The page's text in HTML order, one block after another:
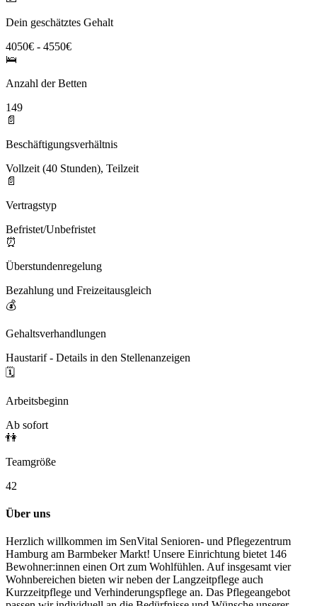
Dein geschätztes Gehalt
4050€ - 4550€
🛌
Anzahl der Betten
149
📄
Beschäftigungsverhältnis
Vollzeit (40 Stunden), Teilzeit
📄
Vertragstyp
Befristet/Unbefristet
⏰
Überstundenregelung
Bezahlung und Freizeitausgleich
💰
Gehaltsverhandlungen
Haustarif - Details in den Stellenanzeigen
🗓️
Arbeitsbeginn
Ab sofort
👫
Teamgröße
42
Über uns
Herzlich willkommen im SenVital Senioren- und Pflegezentrum
Hamburg am Barmbeker Markt! Unsere Einrichtung bietet 146
Bewohner:innen einen Ort zum Wohlfühlen. Auf insgesamt vier
Wohnbereichen bieten wir neben der Langzeitpflege auch
Kurzzeitpflege und Verhinderungspflege an. Das Pflegeangebot